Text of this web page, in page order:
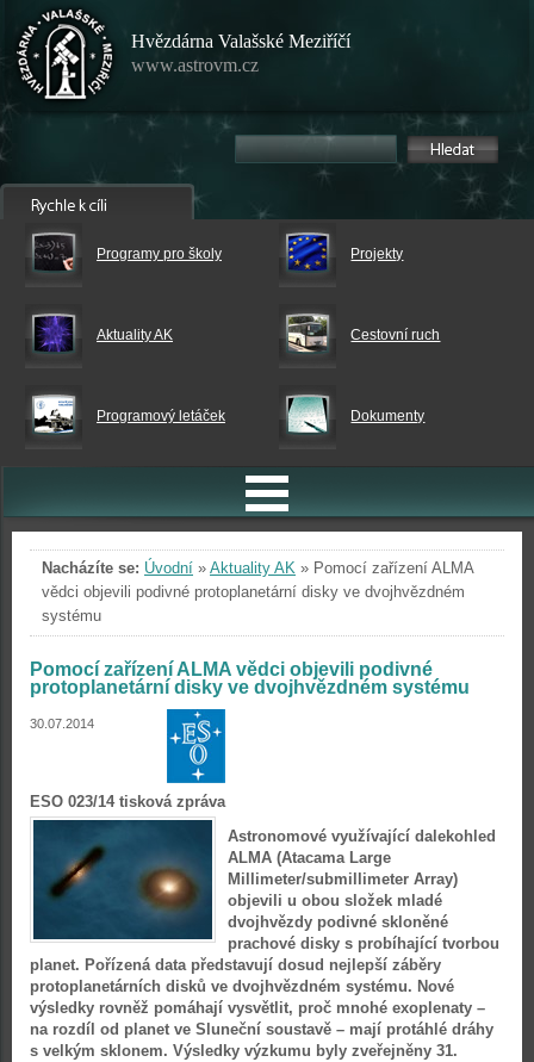
Hvězdárna Valašské Meziříčí
www.astrovm.cz
Programy pro školy Projekty
Aktuality AK Cestovní ruch
Programový letáček Dokumenty
Nacházíte se: Úvodní » Aktuality AK » Pomocí zařízení ALMA
vědci objevili podivné protoplanetární disky ve dvojhvězdném
systému
Pomocí zařízení ALMA vědci objevili podivné
protoplanetární disky ve dvojhvězdném systému
30.07.2014
ESO 023/14 tisková zpráva
Astronomové využívající dalekohled
ALMA (Atacama Large
Millimeter/submillimeter Array)
objevili u obou složek mladé
dvojhvězdy podivné skloněné
prachové disky s probíhající tvorbou
planet. Pořízená data představují dosud nejlepší záběry
protoplanetárních disků ve dvojhvězdném systému. Nové
výsledky rovněž pomáhají vysvětlit, proč mnohé exoplenaty –
na rozdíl od planet ve Sluneční soustavě – mají protáhlé dráhy
s velkým sklonem. Výsledky výzkumu byly zveřejněny 31.